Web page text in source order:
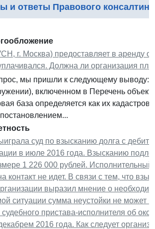
и ответы Правового
г. Москва) предоставляет в аренду
Должна ли организация
мы пришли к следующему выводу:
включенном в Перечень
база определяется как их
суд по взысканию долга с
в июле 2016 года. Взысканию
1 226 000 рублей.
контакт не идет. В связи с тем, что
выразил мнение о
ситуации сумма неустойки не может
пристава-исполнителя об
2016 года. Как следует